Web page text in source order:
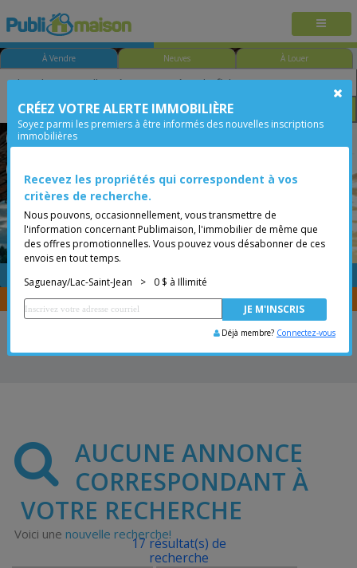
À Vendre Neuves À Louer
Chambre Prix
Saint-Honoré
Placer une annonce GRATUITE
Vous êtes courtier, transférer vos propriétés avecCENTRIS
AUCUNE ANNONCE
CORRESPONDANT À
VOTRE RECHERCHE
Voici une nouvelle recherche!
17 résultat(s) de
recherche
CRÉEZ VOTRE ALERTE IMMOBILIÈRE
Soyez parmi les premiers à être informés des nouvelles inscriptions
immobilières
Recevez les propriétés qui correspondent à vos
critères de recherche.
Nous pouvons, occasionnellement, vous transmettre de
l'information concernant Publimaison, l'immobilier de même que
des offres promotionnelles. Vous pouvez vous désabonner de ces
envois en tout temps.
Saguenay/Lac-Saint-Jean
> 0 $ à Illimité
Déjà membre? Connectez-vous